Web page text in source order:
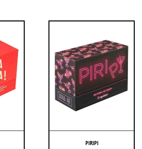
PIRIPI